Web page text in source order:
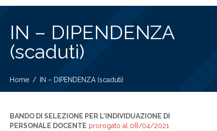
IN – DIPENDENZA
(scaduti)
Home IN – DIPENDENZA (scaduti)
BANDO DI SELEZIONE PER L’INDIVIDUAZIONE DI
PERSONALE DOCENTE prorogato al 08/04/2021